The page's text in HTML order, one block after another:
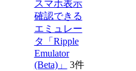
スマホ表示
確認できる
エミュレー
タ「Ripple
Emulator
(Beta)」
3件